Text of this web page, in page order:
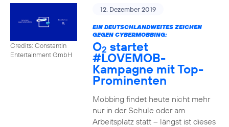
Credits: Constantin
Entertainment GmbH
12. Dezember 2019
EIN DEUTSCHLANDWEITES ZEICHEN
GEGEN CYBERMOBBING:
O2 startet
#LOVEMOB-
Kampagne mit Top-
Prominenten
Mobbing findet heute nicht mehr
nur in der Schule oder am
Arbeitsplatz statt – längst ist dieses